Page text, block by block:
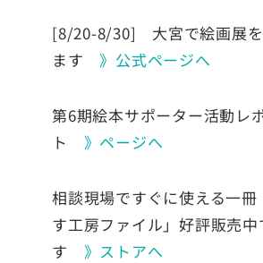
[8/20-8/30] 大宮で絵画展
ます》公式ページへ
第6期絵本サポーター活動レ
ト 》ページへ
相談現場ですぐに使える一冊
す工房ファイル」好評販売中
す 》ストアへ